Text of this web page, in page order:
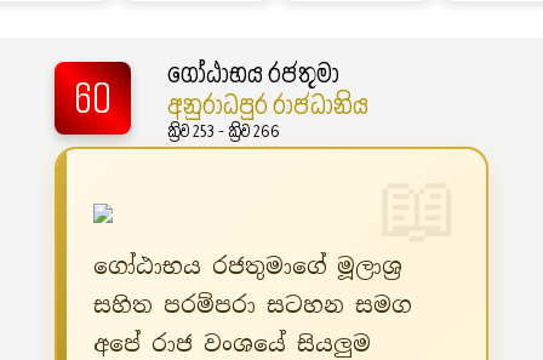
60
ගෝඨාභය රජතුමා
අනුරාධපුර රාජධානිය
ක්‍රිව 253 - ක්‍රිව 266
ගෝඨාභය රජතුමාගේ මූලාශ්‍ර
සහිත පරම්පරා සටහන සමග
අපේ රාජ වංශයේ සියලුම